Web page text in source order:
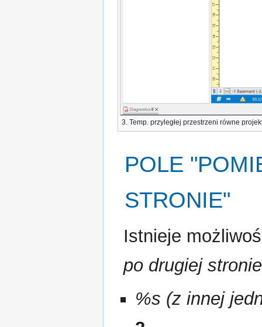
3. Temp. przyległej przestrzeni równe
POLE "
STRONIE"
Istnieje
po drugiej stronie
%s (z innej